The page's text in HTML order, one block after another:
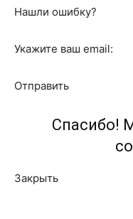
Нашли ошибку?
Укажите ваш email:
Отправить
Спасибо!
Закрыть